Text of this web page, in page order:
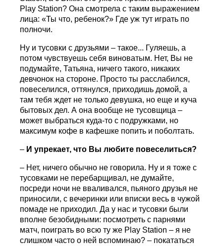
Play Station? Она смотрела с таким выражением
лица: «Ты что, ребенок?» Где уж тут играть по
полночи.
Ну и тусовки с друзьями – такое... Гуляешь, а
потом чувствуешь себя виноватым. Нет, Вы не
подумайте, Татьяна, ничего такого, никаких
девчонок на стороне. Просто ты расслабился,
повеселился, оттянулся, приходишь домой, а
там тебя ждет не только девушка, но еще и куча
бытовых дел. А она вообще не тусовщица –
может выбраться куда-то с подружками, но
максимум кофе в кафешке попить и поболтать.
– И упрекает, что Вы любите повеселиться?
– Нет, ничего обычно не говорила. Ну и я тоже с
тусовками не перебарщивал, не думайте,
посреди ночи не вваливался, пьяного друзья не
приносили, с вечеринки или вписки весь в чужой
помаде не приходил. Да у нас и тусовки были
вполне безобидными: посмотреть с парнями
матч, поиграть во всю ту же Play Station – я не
слишком часто о ней вспоминаю? – покататься